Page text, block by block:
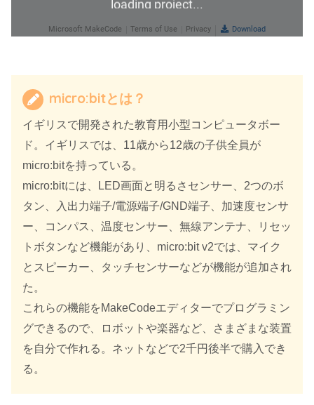
micro:bitとは？
イギリスで開発された教育用小型コンピュータボー
ド。イギリスでは、11歳から12歳の子供全員が
micro:bitを持っている。
micro:bitには、LED画面と明るさセンサー、2つのボ
タン、入出力端子/電源端子/GND端子、加速度センサ
ー、コンパス、温度センサー、無線アンテナ、リセッ
トボタンなど機能があり、micro:bit v2では、マイク
とスピーカー、タッチセンサーなどが機能が追加され
た。
これらの機能をMakeCodeエディターでプログラミン
グできるので、ロボットや楽器など、さまざまな装置
を自分で作れる。ネットなどで2千円後半で購入でき
る。